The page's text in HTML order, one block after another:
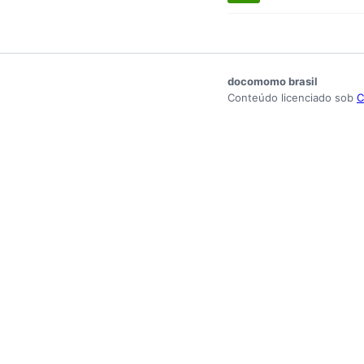
docomomo brasil
Conteúdo licenciado sob